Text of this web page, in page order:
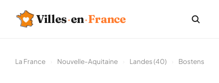
Villes·en·France
La France Nouvelle-Aquitaine Landes (40) Bostens